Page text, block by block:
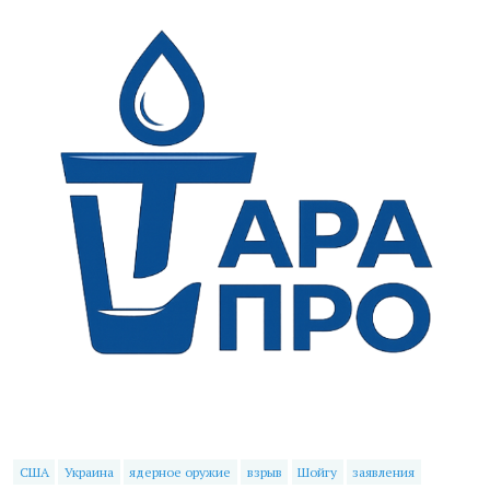
США Украина ядерное оружие взрыв Шойгу заявления